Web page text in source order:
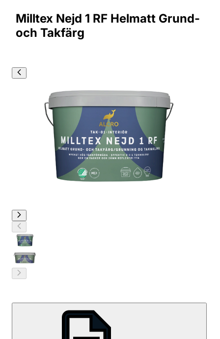
Milltex Nejd 1 RF Helmatt Grund-
och Takfärg